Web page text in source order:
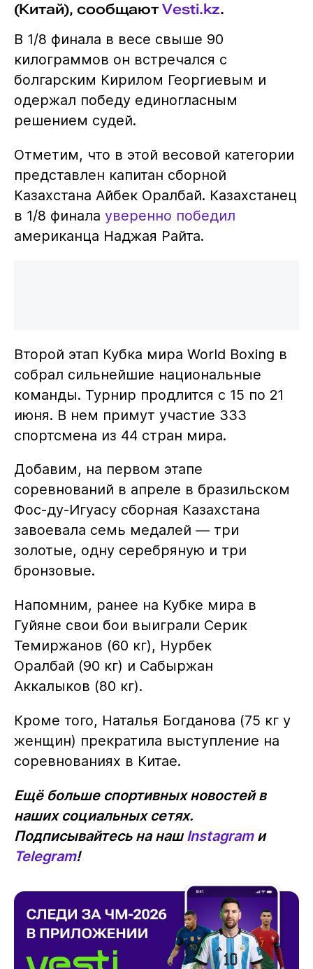
(Китай), сообщают Vesti.kz.
В 1/8 финала в весе свыше 90
килограммов он встречался с
болгарским Кирилом Георгиевым и
одержал победу единогласным
решением судей.
Отметим, что в этой весовой категории
представлен капитан сборной
Казахстана Айбек Оралбай. Казахстанец
в 1/8 финала уверенно победил
американца Наджая Райта.
Второй этап Кубка мира World Boxing в
собрал сильнейшие национальные
команды. Турнир продлится с 15 по 21
июня. В нем примут участие 333
спортсмена из 44 стран мира.
Добавим, на первом этапе
соревнований в апреле в бразильском
Фос-ду-Игуасу сборная Казахстана
завоевала семь медалей — три
золотые, одну серебряную и три
бронзовые.
Напомним, ранее на Кубке мира в
Гуйяне свои бои выиграли Серик
Темиржанов (60 кг), Нурбек
Оралбай (90 кг) и Сабыржан
Аккалыков (80 кг).
Кроме того, Наталья Богданова (75 кг у
женщин) прекратила выступление на
соревнованиях в Китае.
Ещё больше спортивных новостей в
наших социальных сетях.
Подписывайтесь на нашInstagramи
Telegram!